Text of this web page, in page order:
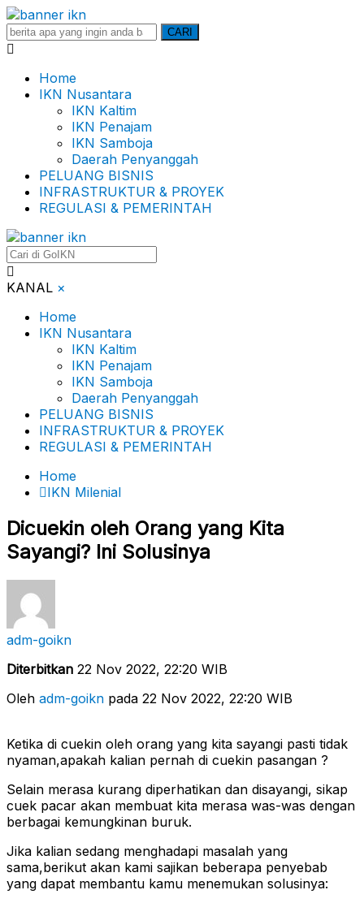
Search
for:
CARI
Home
IKN Nusantara
IKN Kaltim
IKN Penajam
IKN Samboja
Daerah Penyanggah
PELUANG BISNIS
INFRASTRUKTUR & PROYEK
REGULASI & PEMERINTAH
KANAL ×
Home
IKN Nusantara
IKN Kaltim
IKN Penajam
IKN Samboja
Daerah Penyanggah
PELUANG BISNIS
INFRASTRUKTUR & PROYEK
REGULASI & PEMERINTAH
Home
IKN Milenial
Dicuekin oleh Orang yang Kita
Sayangi? Ini Solusinya
adm-goikn
Diterbitkan 22 Nov 2022, 22:20 WIB
Oleh adm-goikn pada 22 Nov 2022, 22:20 WIB
Ketika di cuekin oleh orang yang kita sayangi pasti tidak
nyaman,apakah kalian pernah di cuekin pasangan ?
Selain merasa kurang diperhatikan dan disayangi, sikap
cuek pacar akan membuat kita merasa was-was dengan
berbagai kemungkinan buruk.
Jika kalian sedang menghadapi masalah yang
sama,berikut akan kami sajikan beberapa penyebab
yang dapat membantu kamu menemukan solusinya: